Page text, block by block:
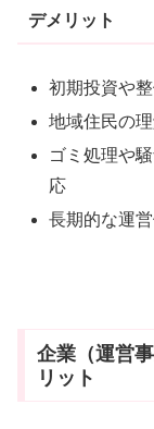
デメリット
初期投資や
地域住民の
ゴミ処理や
応
長期的な運
企業（運営
リット